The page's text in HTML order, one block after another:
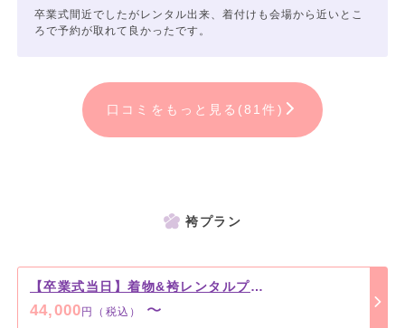
卒業式間近でしたがレンタル出来、着付けも会場から近いとこ
ろで予約が取れて良かったです。
口コミをもっと見る(81件)
袴プラン
【卒業式当日】着物&袴レンタルプラン
44,000円（税込） 〜